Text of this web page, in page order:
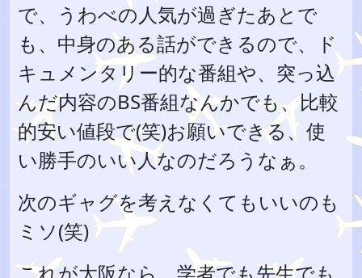
で、うわべの人気が過ぎたあとで
も、中身のある話ができるので、ド
キュメンタリー的な番組や、突っ込
んだ内容のBS番組なんかでも、比較
的安い値段で(笑)お願いできる、使
い勝手のいい人なのだろうなぁ。
次のギャグを考えなくてもいいのも
ミソ(笑)